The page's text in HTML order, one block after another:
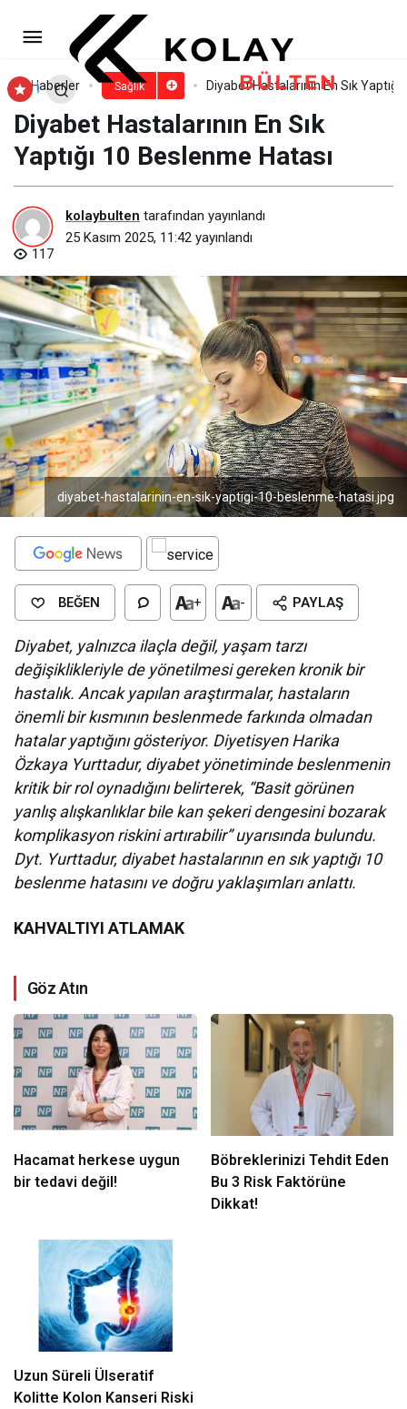
Haberler Sağlık Diyabet Hastalarının En Sık
Diyabet Hastalarının En Sık
Yaptığı 10 Beslenme Hatası
kolaybulten tarafından yayınlandı
25 Kasım 2025, 11:42 yayınlandı
117
diyabet-hastalarinin-en-sik-yaptigi-10-beslenme-hatasi.jpg
BEĞEN + - PAYLAŞ
Diyabet, yalnızca ilaçla değil, yaşam tarzı
değişiklikleriyle de yönetilmesi gereken kronik bir
hastalık. Ancak yapılan araştırmalar, hastaların
önemli bir kısmının beslenmede farkında olmadan
hatalar yaptığını gösteriyor. Diyetisyen Harika
Özkaya Yurttadur, diyabet yönetiminde beslenmenin
kritik bir rol oynadığını belirterek, “Basit görünen
yanlış alışkanlıklar bile kan şekeri dengesini bozarak
komplikasyon riskini artırabilir” uyarısında bulundu.
Dyt. Yurttadur, diyabet hastalarının en sık yaptığı 10
beslenme hatasını ve doğru yaklaşımları anlattı.
KAHVALTIYI ATLAMAK
Göz Atın
Hacamat herkese uygun
bir tedavi değil!
Böbreklerinizi Tehdit Eden
Bu 3 Risk Faktörüne
Dikkat!
Uzun Süreli Ülseratif
Kolitte Kolon Kanseri Riski
EÜ’de ağız ve diş sağlığı güncel
bilim ışığında konuşuldu
Yorum Yap Paylaş